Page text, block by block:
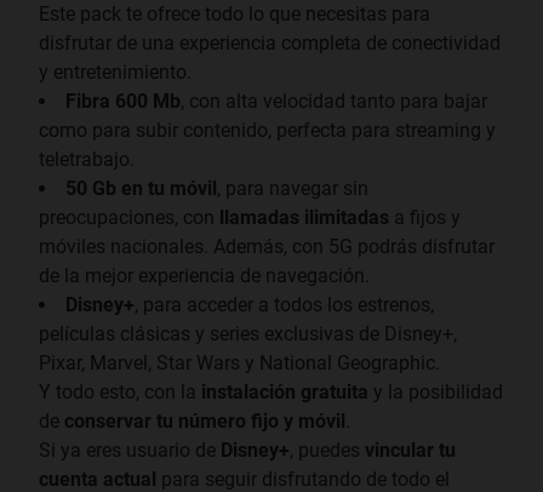
Este pack te ofrece todo lo que necesitas para
disfrutar de una experiencia completa de conectividad
y entretenimiento.
Fibra 600 Mb , con alta velocidad tanto para bajar
como para subir contenido, perfecta para streaming y
teletrabajo.
50 Gb en tu móvil , para navegar sin
preocupaciones, con llamadas ilimitadas a fijos y
móviles nacionales. Además, con 5G podrás disfrutar
de la mejor experiencia de navegación.
Disney+ , para acceder a todos los estrenos,
películas clásicas y series exclusivas de Disney+,
Pixar, Marvel, Star Wars y National Geographic.
Y todo esto, con la instalación gratuita y la posibilidad
de conservar tu número fijo y móvil
Si ya eres usuario de Disney+ , puedes vincular tu
cuenta actual para seguir disfrutando de todo el